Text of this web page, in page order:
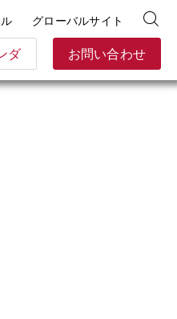
ダ お問い合わせ
グローバルサイト